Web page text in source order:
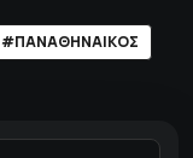
#ΠΑΝΑΘΗΝΑΙΚΟΣ